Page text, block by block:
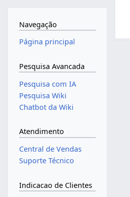
Navegação
Página principal
Pesquisa Avancada
Pesquisa com IA
Pesquisa Wiki
Chatbot da Wiki
Atendimento
Central de Vendas
Suporte Técnico
Indicacao de Clientes